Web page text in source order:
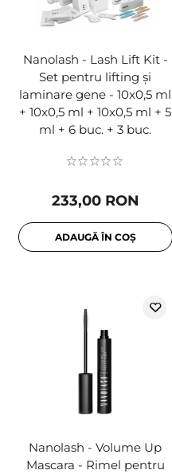
Nanolash - Lash Lift Kit -
Set pentru lifting și
laminare gene - 10x0,5 ml
+ 10x0,5 ml + 10x0,5 ml + 5
ml + 6 buc. + 3 buc.
233,00 RON
ADAUGĂ ÎN COȘ
Nanolash - Volume Up
Mascara - Rimel pentru